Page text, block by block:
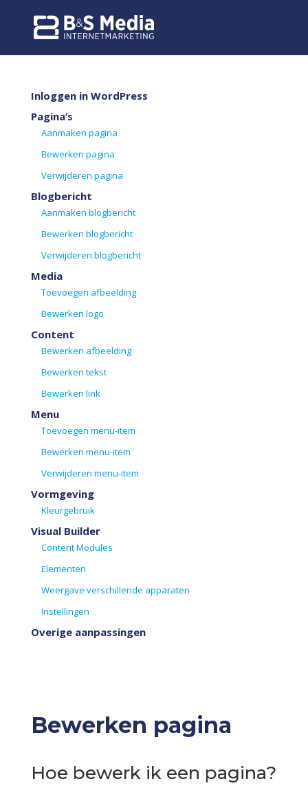
Inloggen in WordPress
Pagina’s
Aanmaken pagina
Bewerken pagina
Verwijderen pagina
Blogbericht
Aanmaken blogbericht
Bewerken blogbericht
Verwijderen blogbericht
Media
Toevoegen afbeelding
Bewerken logo
Content
Bewerken afbeelding
Bewerken tekst
Bewerken link
Menu
Toevoegen menu-item
Bewerken menu-item
Verwijderen menu-item
Vormgeving
Kleurgebruik
Visual Builder
Content Modules
Elementen
Weergave verschillende apparaten
Instellingen
Overige aanpassingen
Bewerken pagina
Hoe bewerk ik een pagina?